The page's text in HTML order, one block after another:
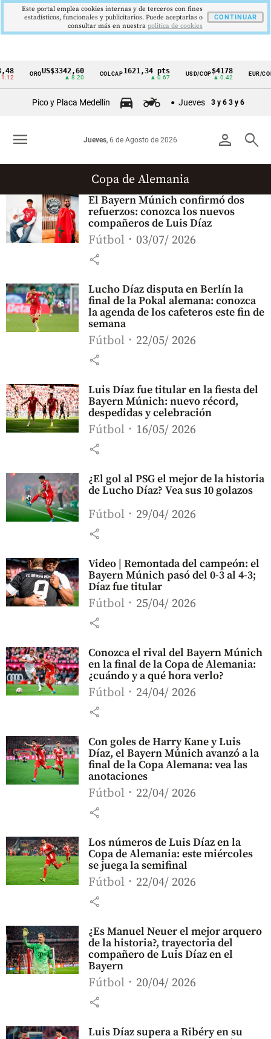
Cintillo
Colombia
OROUS$3342,60
▲ 8.20
COLCAP1621,34 pts
▲ 0.67
USD/COP$4178
▲ 0.42
EUR/COP
Pico y Placa Medellín Jueves 3 y 6 3 y 6
person search
Jueves, 6 de Agosto de 2026
menu
Copa de Alemania
El Bayern Múnich confirmó dos
refuerzos: conozca los nuevos
compañeros de Luis Díaz
Fútbol 03/07/ 2026
share
Lucho Díaz disputa en Berlín la
final de la Pokal alemana: conozca
la agenda de los cafeteros este fin de
semana
Fútbol 22/05/ 2026
share
Luis Díaz fue titular en la fiesta del
Bayern Múnich: nuevo récord,
despedidas y celebración
Fútbol 16/05/ 2026
share
¿El gol al PSG el mejor de la historia
de Lucho Díaz? Vea sus 10 golazos
Fútbol 29/04/ 2026
share
Video | Remontada del campeón: el
Bayern Múnich pasó del 0-3 al 4-3;
Díaz fue titular
Fútbol 25/04/ 2026
share
Conozca el rival del Bayern Múnich
en la final de la Copa de Alemania:
¿cuándo y a qué hora verlo?
Fútbol 24/04/ 2026
share
Con goles de Harry Kane y Luis
Díaz, el Bayern Múnich avanzó a la
final de la Copa Alemana: vea las
anotaciones
Fútbol 22/04/ 2026
share
Los números de Luis Díaz en la
Copa de Alemania: este miércoles
se juega la semifinal
Fútbol 22/04/ 2026
share
¿Es Manuel Neuer el mejor arquero
de la historia?, trayectoria del
compañero de Luis Díaz en el
Bayern
Fútbol 20/04/ 2026
share
Luis Díaz supera a Ribéry en su
Este portal emplea cookies internas y de terceros con fines
estadísticos, funcionales y publicitarios. Puede aceptarlas o
consultar más en nuestra politica de cookies
CONTINUAR